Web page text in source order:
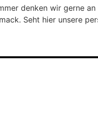
denken wir gerne
Seht hier unsere